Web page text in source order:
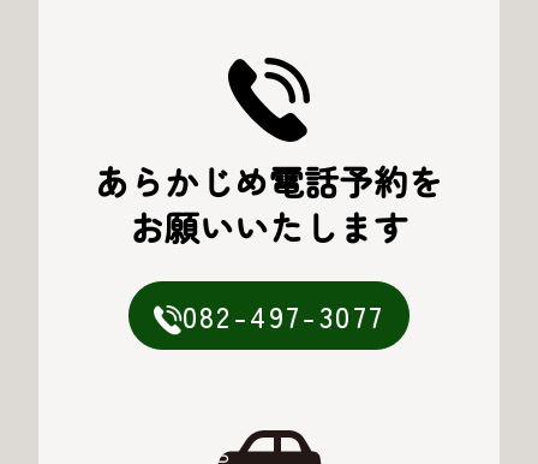
あらかじめ電話予約を
お願いいたします
082-497-3077